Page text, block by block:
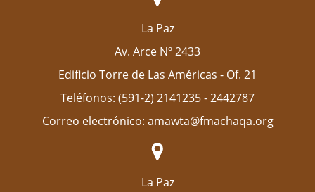
La Paz
Av. Arce Nº 2433
Edificio Torre de Las Américas - Of. 21
Teléfonos: (591-2) 2141235 - 2442787
Correo electrónico: amawta@fmachaqa.org
La Paz